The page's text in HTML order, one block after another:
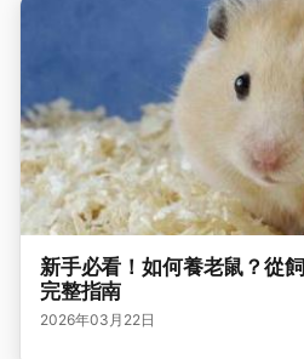
新手必看！如何養老鼠？從
完整指南
2026年03月22日